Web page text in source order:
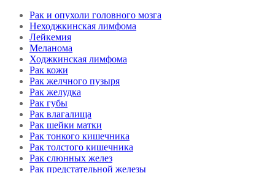
Рак и опухоли головного мозга
Неходжкинская лимфома
Лейкемия
Меланома
Ходжкинская лимфома
Рак кожи
Рак желчного пузыря
Рак желудка
Рак губы
Рак влагалища
Рак шейки матки
Рак тонкого кишечника
Рак толстого кишечника
Рак слюнных желез
Рак предстательной железы